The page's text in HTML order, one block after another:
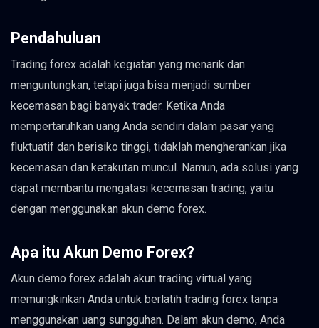
Pendahuluan
Trading forex adalah kegiatan yang menarik dan
menguntungkan, tetapi juga bisa menjadi sumber
kecemasan bagi banyak trader. Ketika Anda
mempertaruhkan uang Anda sendiri dalam pasar yang
fluktuatif dan berisiko tinggi, tidaklah mengherankan jika
kecemasan dan ketakutan muncul. Namun, ada solusi yang
dapat membantu mengatasi kecemasan trading, yaitu
dengan menggunakan akun demo forex.
Apa itu Akun Demo Forex?
Akun demo forex adalah akun trading virtual yang
memungkinkan Anda untuk berlatih trading forex tanpa
menggunakan uang sungguhan. Dalam akun demo, Anda